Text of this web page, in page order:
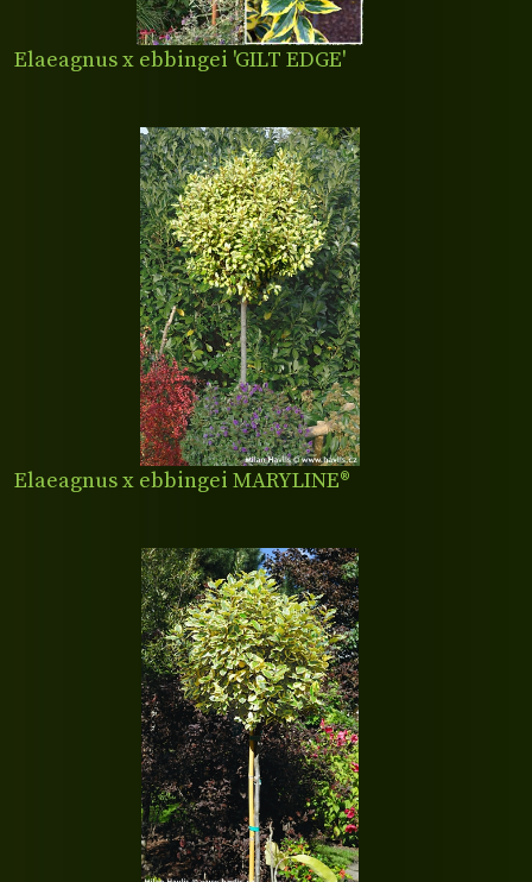
Elaeagnus x ebbingei 'GILT EDGE'
Elaeagnus x ebbingei MARYLINE®